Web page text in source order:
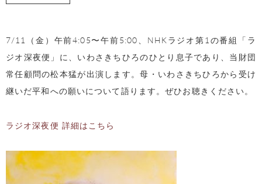
7/11（金）午前4:05〜午前5:00、NHKラジオ第1の番組「ラ
ジオ深夜便」に、いわさきちひろのひとり息子であり、当財団
常任顧問の松本猛が出演します。母・いわさきちひろから受け
継いだ平和への願いについて語ります。ぜひお聴きください。
ラジオ深夜便 詳細はこちら